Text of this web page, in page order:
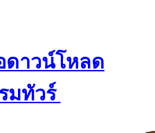
ดาวน์โหลด
มทัวร์